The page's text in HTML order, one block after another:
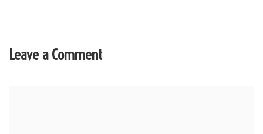
Leave a Comment